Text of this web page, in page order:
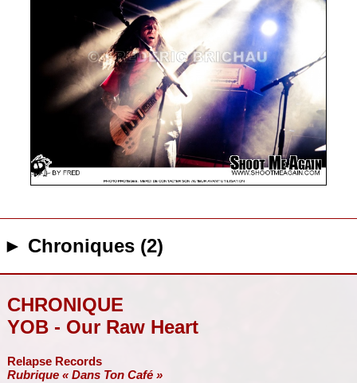
► Chroniques (2)
CHRONIQUE
YOB - Our Raw Heart
Relapse Records
Rubrique « Dans Ton Café »